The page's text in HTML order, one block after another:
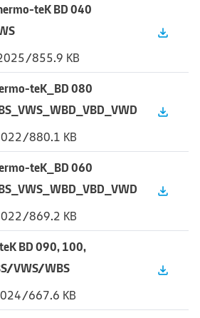
teK BD 040
/855.9 KB
file_download
teK_BD 080
/880.1 KB
file_download
teK_BD 060
/869.2 KB
file_download
BD 090, 100,
VWS/WBS
/667.6 KB
file_download